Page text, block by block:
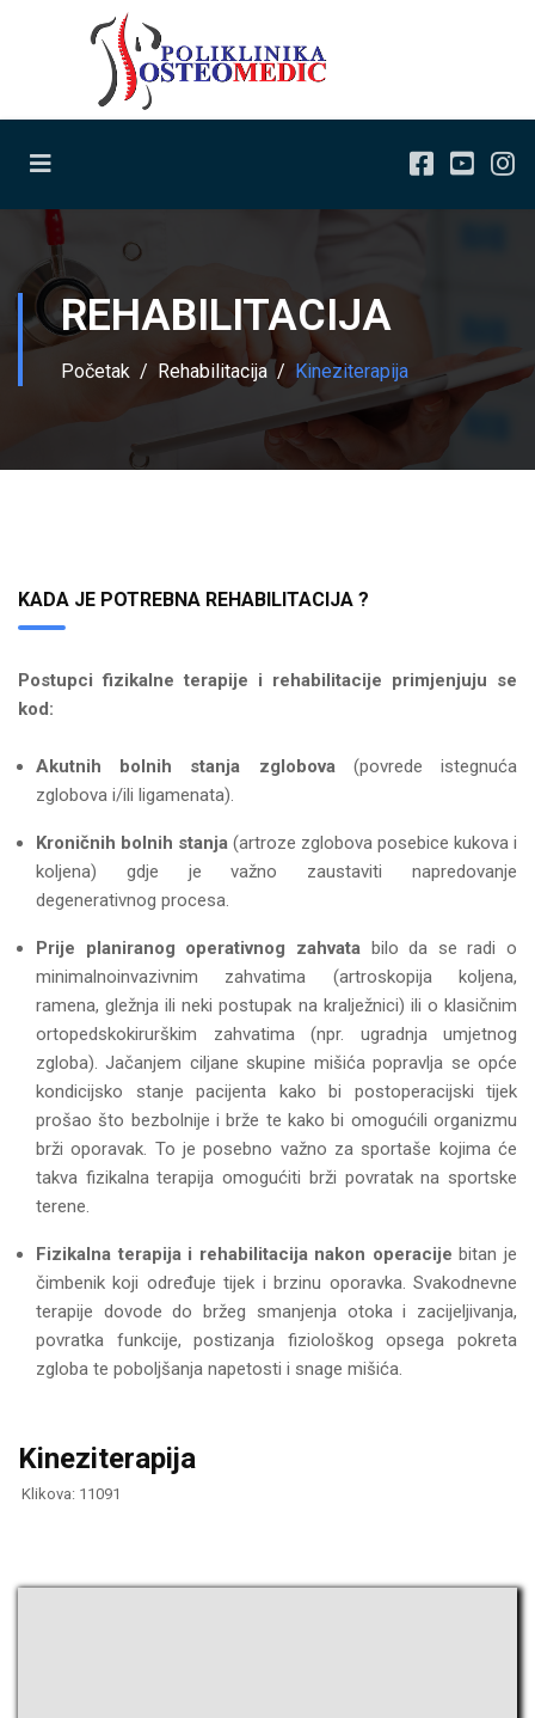
REHABILITACIJA
Početak Rehabilitacija Kineziterapija
KADA JE POTREBNA REHABILITACIJA ?
Postupci fizikalne terapije i rehabilitacije primjenjuju se
kod:
Akutnih bolnih stanja zglobova (povrede istegnuća
zglobova i/ili ligamenata).
Kroničnih bolnih stanja (artroze zglobova posebice kukova i
koljena) gdje je važno zaustaviti napredovanje
degenerativnog procesa.
Prije planiranog operativnog zahvatabilo da se radi o
minimalnoinvazivnim zahvatima (artroskopija koljena,
ramena, gležnja ili neki postupak na kralježnici) ili o klasičnim
ortopedskokirurškim zahvatima (npr. ugradnja umjetnog
zgloba). Jačanjem ciljane skupine mišića popravlja se opće
kondicijsko stanje pacijenta kako bi postoperacijski tijek
prošao što bezbolnije i brže te kako bi omogućili organizmu
brži oporavak. To je posebno važno za sportaše kojima će
takva fizikalna terapija omogućiti brži povratak na sportske
terene.
Fizikalna terapija i rehabilitacija nakon operacije bitan je
čimbenik koji određuje tijek i brzinu oporavka. Svakodnevne
terapije dovode do bržeg smanjenja otoka i zacijeljivanja,
povratka funkcije, postizanja fiziološkog opsega pokreta
zgloba te poboljšanja napetosti i snage mišića.
Kineziterapija
Klikova: 11091